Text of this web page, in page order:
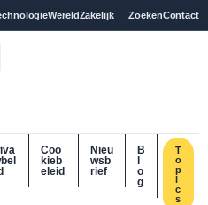
WereldZakelijk ZoekenContact
Coo
kieb
eleid
Nieu
wsb
rief
B
o
g
T
o
p
i
c
s